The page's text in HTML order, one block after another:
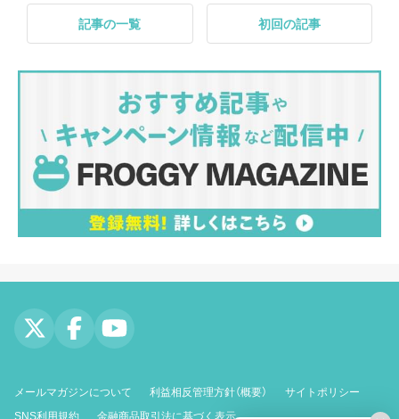
記事の一覧 初回の記事
メールマガジンについて 利益相反管理方針（概要）
サイトポリシー
SNS利用規約
金融商品取引法に基づく表示